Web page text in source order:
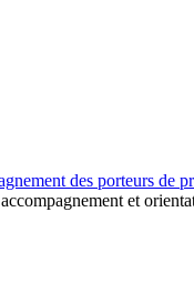
des porteurs de
et